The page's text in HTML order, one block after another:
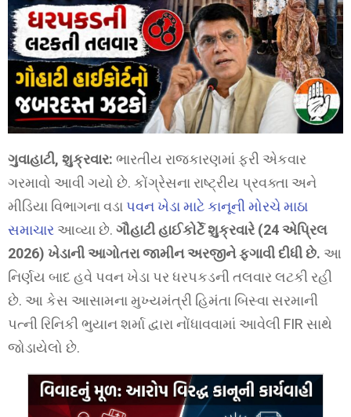
ગુવાહાટી, શુક્રવાર: ભારતીય રાજકારણમાં ફરી એકવાર
ગરમાવો આવી ગયો છે. કોંગ્રેસના રાષ્ટ્રીય પ્રવક્તા અને
મીડિયા વિભાગના વડા પવન ખેડા માટે કાનૂની મોરચે માઠા
સમાચાર આવ્યા છે. ગૌહાટી હાઈકોર્ટે શુક્રવારે (24 એપ્રિલ
2026) ખેડાની આગોતરા જામીન અરજીને ફગાવી દીધી છે. આ
નિર્ણય બાદ હવે પવન ખેડા પર ધરપકડની તલવાર લટકી રહી
છે. આ કેસ આસામના મુખ્યમંત્રી હિમંતા બિસ્વા સરમાની
પત્ની રિનિકી ભુયાન શર્મા દ્વારા નોંધાવવામાં આવેલી FIR સાથે
જોડાયેલો છે.